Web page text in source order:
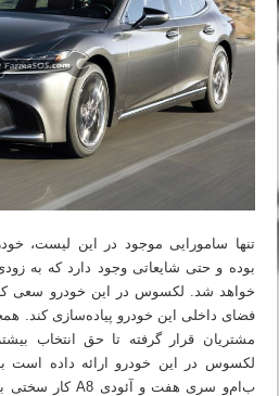
تنها سامورایی موجود در این لیست،
بوده و حتی شایعاتی وجود دارد که به
خواهد شد. لکسوس در این خودرو سعی
فضای داخلی این خودرو پیاده‌سازی کند.
مشتریان قرار گرفته تا حق انتخاب
لکسوس در این خودرو ارائه داده